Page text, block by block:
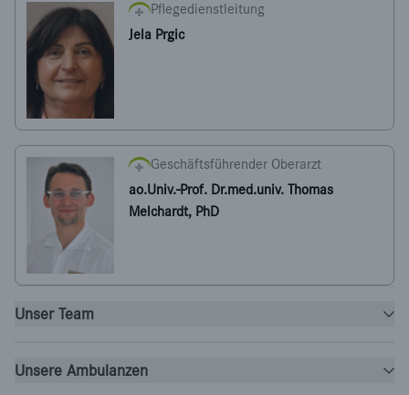
Pflegedienstleitung
Jela Prgic
Geschäftsführender Oberarzt
ao.Univ.-Prof. Dr.med.univ. Thomas
Melchardt, PhD
Unser Team
Unsere Ambulanzen